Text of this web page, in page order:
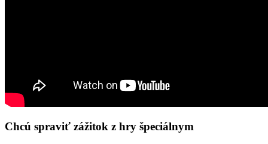
Chcú spraviť zážitok z hry špeciálnym